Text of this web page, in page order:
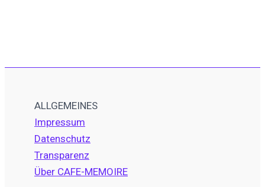
ALLGEMEINES
Impressum
Datenschutz
Transparenz
Über CAFE-MEMOIRE